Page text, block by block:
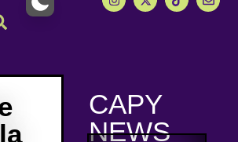
CAPY
NEWS
de ferramentas